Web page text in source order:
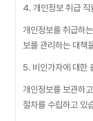
4. 개인정보 취급 직
개인정보를 취급하
보를 관리하는 대책
5. 비인가자에 대한
개인정보를 보관하
절차를 수립하고 있